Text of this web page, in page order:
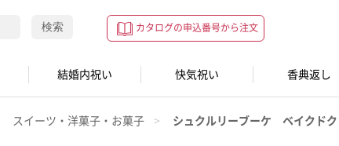
カタログの申込番号から注文
検索
結婚内祝い 快気祝い 香典返し
スイーツ・洋菓子・お菓子 シュクルリーブーケ ベイクドク